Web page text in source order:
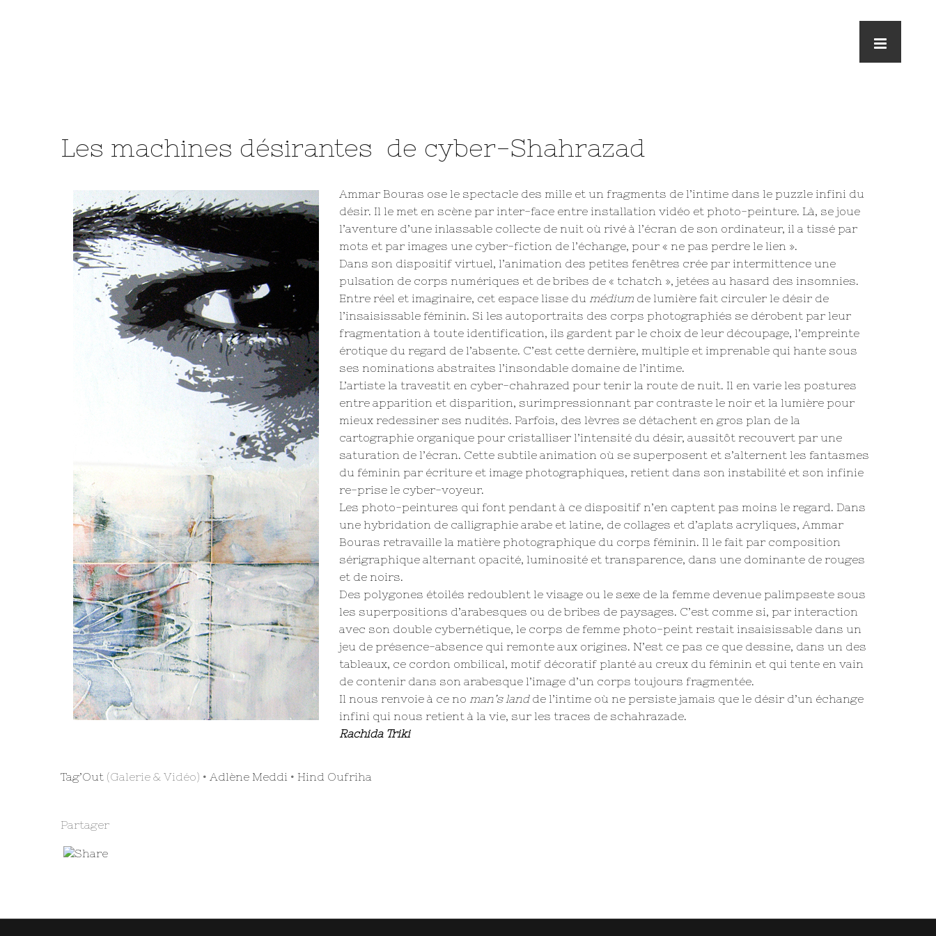
Les machines désirantes de cyber-Shahrazad
Ammar Bouras ose le spectacle des mille et un fragments de l’intime dans le puzzle infini du
désir. Il le met en scène par inter-face entre installation vidéo et photo-peinture. Là, se joue
l’aventure d’une inlassable collecte de nuit où rivé à l’écran de son ordinateur, il a tissé par
mots et par images une cyber-fiction de l’échange, pour « ne pas perdre le lien ».
Dans son dispositif virtuel, l’animation des petites fenêtres crée par intermittence une
pulsation de corps numériques et de bribes de « tchatch », jetées au hasard des insomnies.
Entre réel et imaginaire, cet espace lisse du médiumde lumière fait circuler le désir de
l’insaisissable féminin. Si les autoportraits des corps photographiés se dérobent par leur
fragmentation à toute identification, ils gardent par le choix de leur découpage, l’empreinte
érotique du regard de l’absente. C’est cette dernière, multiple et imprenable qui hante sous
ses nominations abstraites l’insondable domaine de l’intime.
L’artiste la travestit en cyber-chahrazed pour tenir la route de nuit. Il en varie les postures
entre apparition et disparition, surimpressionnant par contraste le noir et la lumière pour
mieux redessiner ses nudités. Parfois, des lèvres se détachent en gros plan de la
cartographie organique pour cristalliser l’intensité du désir, aussitôt recouvert par une
saturation de l’écran. Cette subtile animation où se superposent et s’alternent les fantasmes
du féminin par écriture et image photographiques, retient dans son instabilité et son infinie
re-prise le cyber-voyeur.
Les photo-peintures qui font pendant à ce dispositif n’en captent pas moins le regard. Dans
une hybridation de calligraphie arabe et latine, de collages et d’aplats acryliques, Ammar
Bouras retravaille la matière photographique du corps féminin. Il le fait par composition
sérigraphique alternant opacité, luminosité et transparence, dans une dominante de rouges
et de noirs.
Des polygones étoilés redoublent le visage ou le sexe de la femme devenue palimpseste sous
les superpositions d’arabesques ou de bribes de paysages. C’est comme si, par interaction
avec son double cybernétique, le corps de femme photo-peint restait insaisissable dans un
jeu de présence-absence qui remonte aux origines. N’est ce pas ce que dessine, dans un des
tableaux, ce cordon ombilical, motif décoratif planté au creux du féminin et qui tente en vain
de contenir dans son arabesque l’image d’un corps toujours fragmentée.
Il nous renvoie à ce no man’s landde l’intime où ne persiste jamais que le désir d’un échange
infini qui nous retient à la vie, sur les traces de schahrazade.
Rachida Triki
Tag’Out (Galerie & Vidéo) • Adlène Meddi • Hind Oufriha
Partager